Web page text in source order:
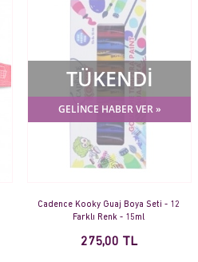
TÜKENDİ
GELİNCE HABER VER »
Cadence Kooky Guaj Boya Seti - 12
Farklı Renk - 15ml
275,00 TL